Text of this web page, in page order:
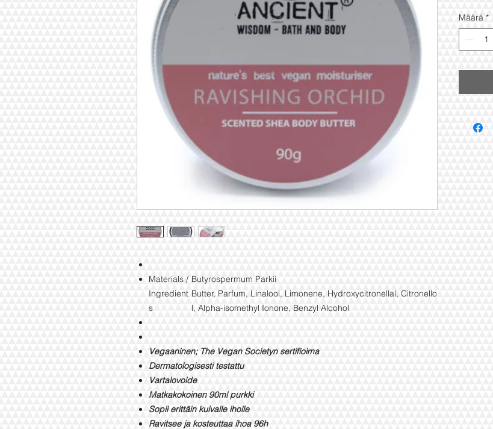
Materials /
Ingredient
s
Butyrospermum Parkii
Butter, Parfum, Linalool, Limonene, Hydroxycitronellal, Citronello
l, Alpha-isomethyl Ionone, Benzyl Alcohol
Vegaaninen; The Vegan Societyn sertifioima
Dermatologisesti testattu
Vartalovoide
Matkakokoinen 90ml purkki
Sopii erittäin kuivalle iholle
Ravitsee ja kosteuttaa ihoa 96h
Määrä *